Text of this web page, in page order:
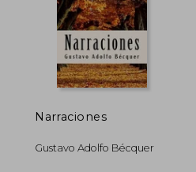
Narraciones
Gustavo Adolfo Bécquer